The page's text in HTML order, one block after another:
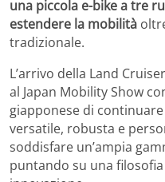
una piccola e-bike a tre
estendere la mobilità
tradizionale.
L’arrivo della Land
al Japan Mobility Show
giapponese di
versatile, robusta e
soddisfare un’ampia
puntando su una